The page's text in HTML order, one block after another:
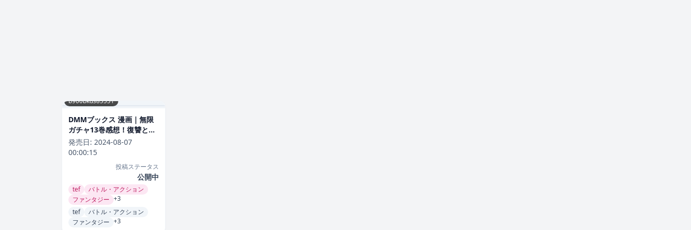
b900bkds85551
DMMブックス 漫画｜無限
ガチャ13巻感想！復讐とざ
まぁの最高潮
発売日: 2024-08-07
00:00:15
投稿ステータス
公開中
tef
バトル・アクション
ファンタジー +3
tef
バトル・アクション
ファンタジー +3